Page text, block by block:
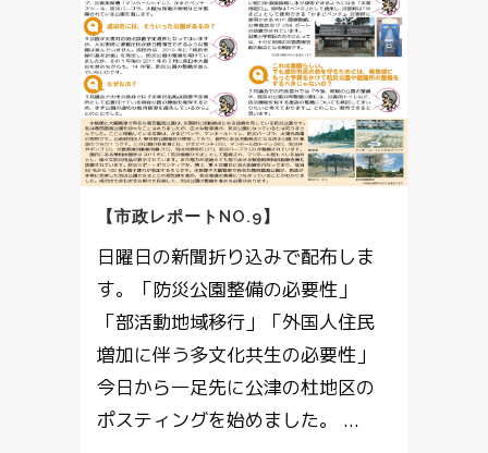
【市政レポートNO.9】
日曜日の新聞折り込みで配布しま
す。「防災公園整備の必要性」
「部活動地域移行」「外国人住民
増加に伴う多文化共生の必要性」
今日から一足先に公津の杜地区の
ポスティングを始めました。 ...